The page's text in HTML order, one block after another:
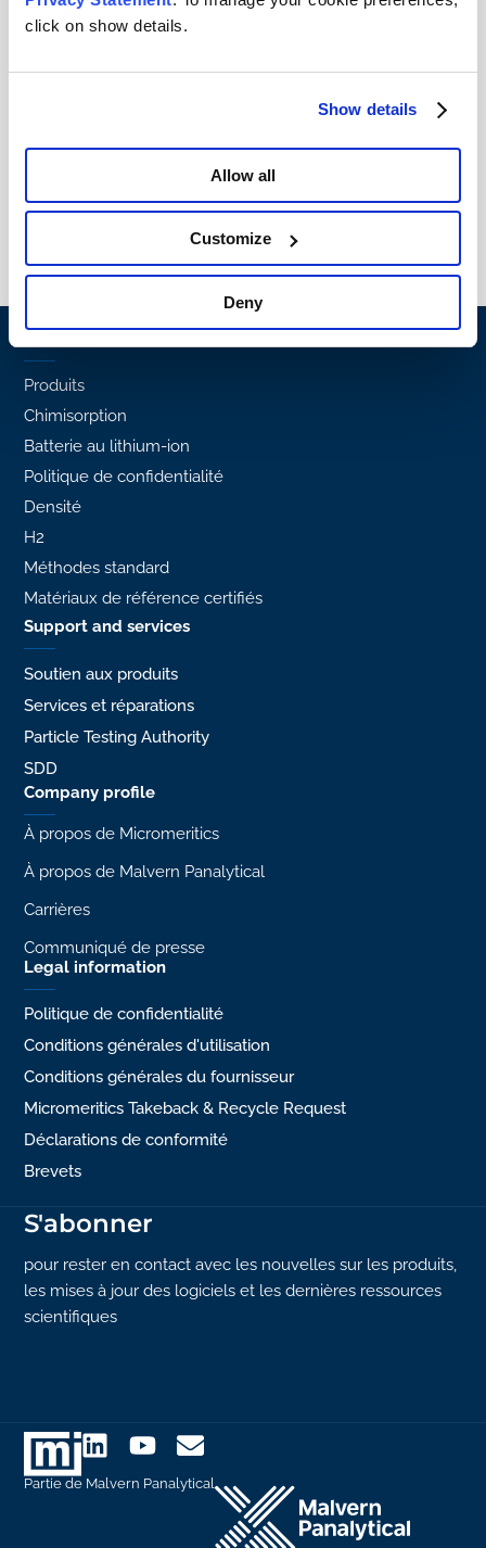
click on show details.
Show details
Allow all
Customize
Deny
Produits
Chimisorption
Batterie au lithium-ion
Politique de confidentialité
Densité
H2
Méthodes standard
Matériaux de référence certifiés
Support and services
Soutien aux produits
Services et réparations
Particle Testing Authority
SDD
Company profile
À propos de Micromeritics
À propos de Malvern Panalytical
Carrières
Communiqué de presse
Legal information
Politique de confidentialité
Conditions générales d'utilisation
Conditions générales du fournisseur
Micromeritics Takeback & Recycle Request
Déclarations de conformité
Brevets
S'abonner
pour rester en contact avec les nouvelles sur les produits,
les mises à jour des logiciels et les dernières ressources
scientifiques
Partie de Malvern Panalytical